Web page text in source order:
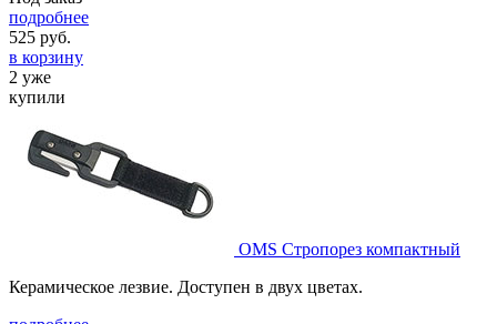
подробнее
525 руб.
в корзину
2 уже
купили
OMS Стропорез компактный
Керамическое лезвие. Доступен в двух цветах.